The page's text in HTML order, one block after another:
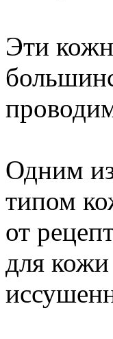
Эти
Одним
типом
от
для